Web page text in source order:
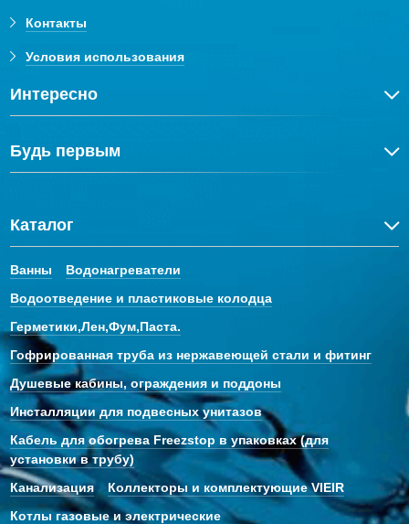
Контакты
Условия использования
Интересно
Будь первым
Каталог
Ванны
Водонагреватели
Водоотведение и пластиковые колодца
Герметики,Лен,Фум,Паста.
Гофрированная труба из нержавеющей стали и фитинг
Душевые кабины, ограждения и поддоны
Инсталляции для подвесных унитазов
Кабель для обогрева Freezstop в упаковках (для
установки в трубу)
Канализация
Коллекторы и комплектующие VIEIR
Котлы газовые и электрические